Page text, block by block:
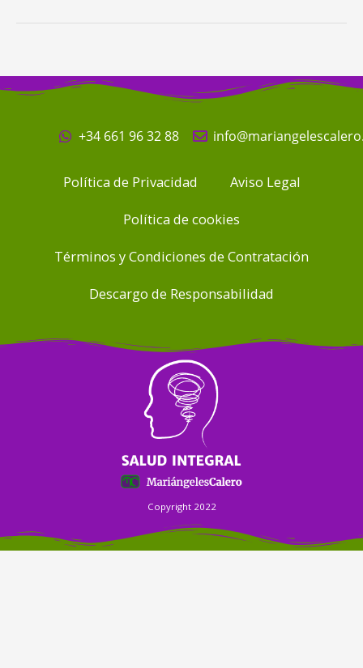
+34 661 96 32 88
Política de Privacidad
Aviso Legal
Política de cookies
Términos y Condiciones de Contratación
Descargo de Responsabilidad
Copyright 2022